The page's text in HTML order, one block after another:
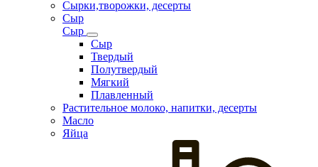
Сырки,творожки, десерты
Сыр
Сыр
Сыр
Твердый
Полутвердый
Мягкий
Плавленный
Растительное молоко, напитки, десерты
Масло
Яйца